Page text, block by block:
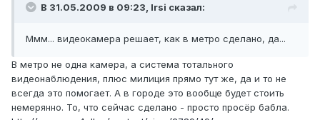
В 31.05.2009 в 09:23, Irsi сказал:
Ммм... видеокамера решает, как в метро сделано, да...
В метро не одна камера, а система тотального
видеонаблюдения, плюс милиция прямо тут же, да и то не
всегда это помогает. А в городе это вообще будет стоить
немерянно. То, что сейчас сделано - просто просёр бабла.